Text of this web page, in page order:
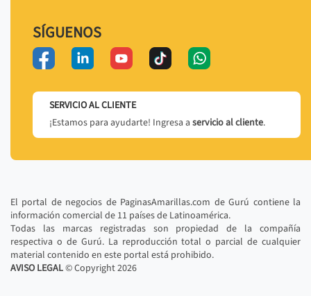
SÍGUENOS
SERVICIO AL CLIENTE
¡Estamos para ayudarte! Ingresa a servicio al cliente.
El portal de negocios de PaginasAmarillas.com de Gurú contiene la
información comercial de 11 países de Latinoamérica.
Todas las marcas registradas son propiedad de la compañía
respectiva o de Gurú. La reproducción total o parcial de cualquier
material contenido en este portal está prohibido.
AVISO LEGAL© Copyright2026